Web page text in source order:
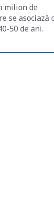
milion de
se asociază
50 de ani.